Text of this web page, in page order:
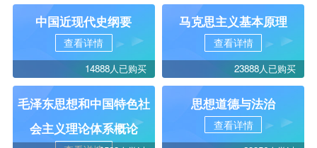
中国近现代史纲要
查看详情
14888人已购买
马克思主义基本原理
查看详情
23888人已购买
毛泽东思想和中国特色社
会主义理论体系概论
思想道德与法治
查看详情